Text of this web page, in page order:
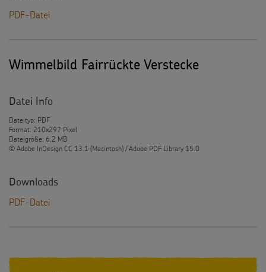
PDF-Datei
Wimmelbild Fairrückte Verstecke
Datei Info
Dateityp: PDF
Format: 210x297 Pixel
Dateigröße: 6,2 MB
© Adobe InDesign CC 13.1 (Macintosh) / Adobe PDF Library 15.0
Downloads
PDF-Datei